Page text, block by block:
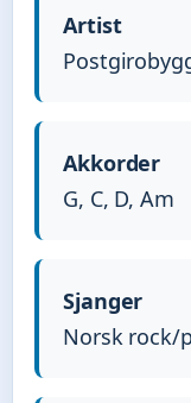
Artist
Akkorder
G, C, D, Am
Sjanger
Norsk rock/